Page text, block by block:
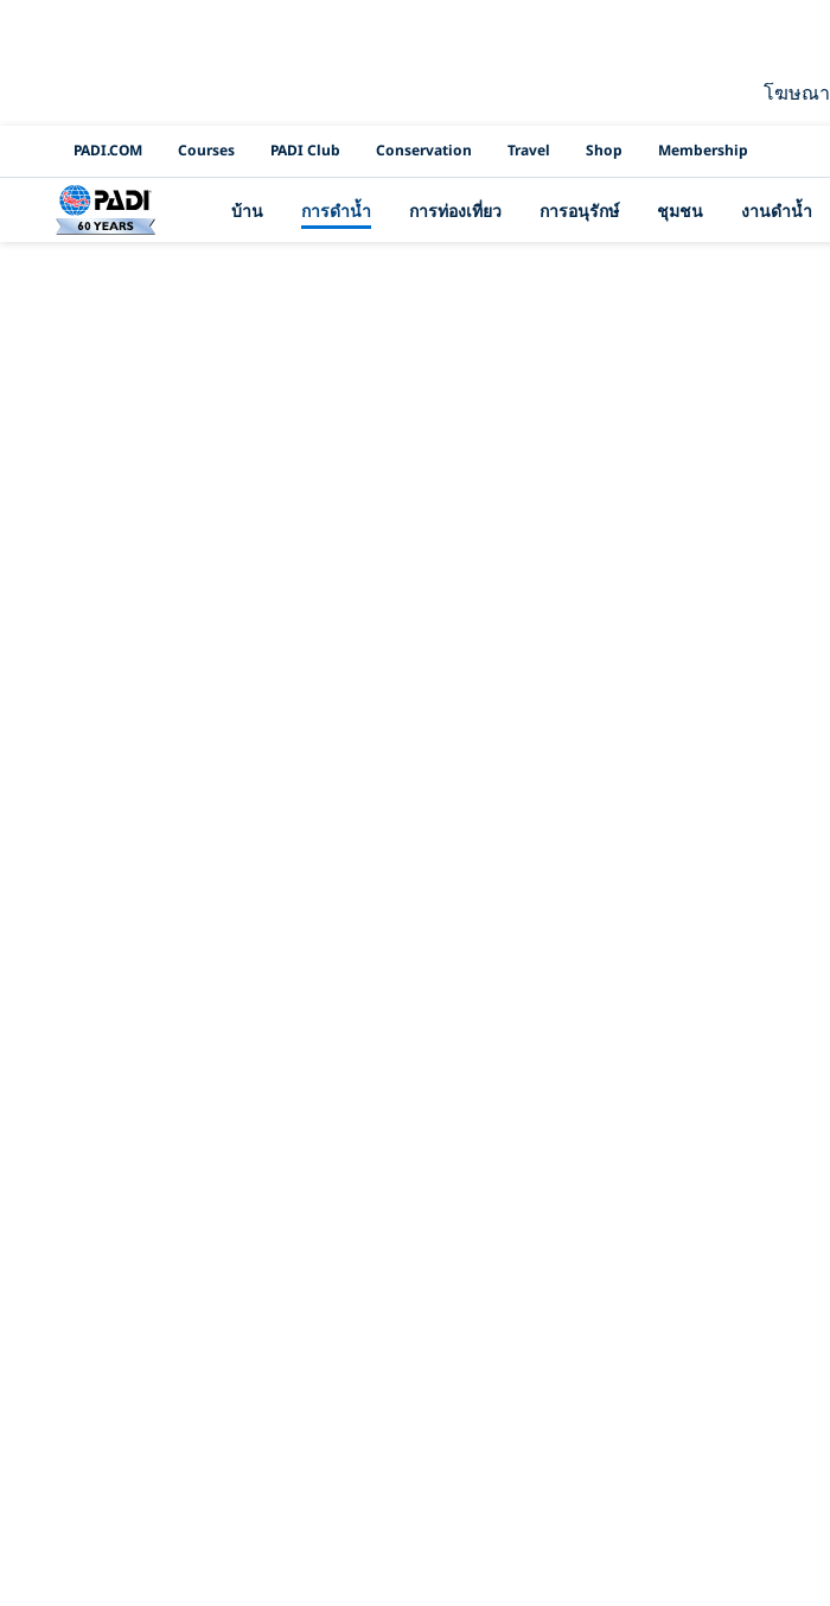
โฆษณา
PADI Channels
PADI.COM Courses PADI Club Conservation Travel Shop Membership
บ้าน การดำน้ำ การท่องเที่ยว การอนุรักษ์ ชุมชน งานดำน้ำ